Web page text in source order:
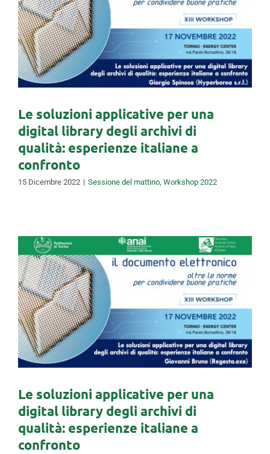
Le soluzioni applicative per
una digital library degli
archivi di qualità: esperienze
italiane a confronto
Le soluzioni applicative per una
digital library degli archivi di
qualità: esperienze italiane a
confronto
15 Dicembre 2022 | Sessione del mattino, Workshop 2022
Le soluzioni applicative per
una digital library degli
archivi di qualità: esperienze
italiane a confronto
Le soluzioni applicative per una
digital library degli archivi di
qualità: esperienze italiane a
confronto